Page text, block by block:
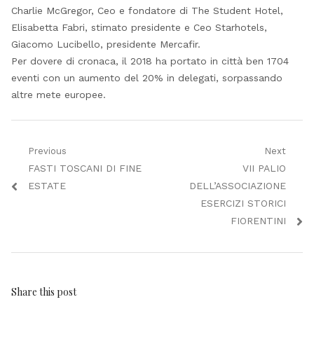
Charlie McGregor, Ceo e fondatore di The Student Hotel,
Elisabetta Fabri, stimato presidente e Ceo Starhotels,
Giacomo Lucibello, presidente Mercafir.
Per dovere di cronaca, il 2018 ha portato in città ben 1704
eventi con un aumento del 20% in delegati, sorpassando
altre mete europee.
Navigazione
articoli
Previous
Previous
post:
FASTI TOSCANI DI FINE
ESTATE
Next
Next
post:
VII PALIO
DELL’ASSOCIAZIONE
ESERCIZI STORICI
FIORENTINI
Share this post